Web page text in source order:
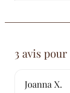
3 avis pour
Joanna X.